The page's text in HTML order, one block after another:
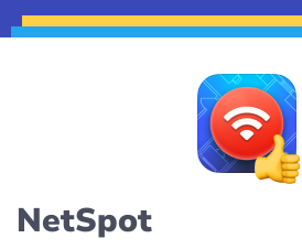
NetSpot